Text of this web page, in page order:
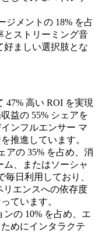
ジメントの 18% を占
とストリーミング音
好ましい選択肢とな
47% 高い ROI を実現
益の 55% シェアを
ンフルエンサー マ
推進しています。
アの 35% を占め、消
ム、またはソーシャ
日利用しており、
リエンスへの依存度
ています。
ンの 10% を占め、エ
めにインタラクテ